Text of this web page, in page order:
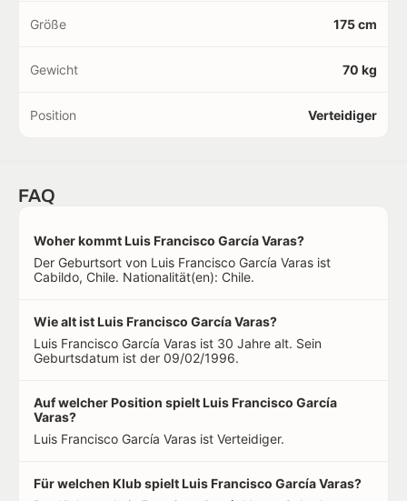
Größe 175 cm
Gewicht 70 kg
Position Verteidiger
FAQ
Woher kommt Luis Francisco García Varas?
Der Geburtsort von Luis Francisco García Varas ist
Cabildo, Chile. Nationalität(en): Chile.
Wie alt ist Luis Francisco García Varas?
Luis Francisco García Varas ist 30 Jahre alt. Sein
Geburtsdatum ist der 09/02/1996.
Auf welcher Position spielt Luis Francisco García
Varas?
Luis Francisco García Varas ist Verteidiger.
Für welchen Klub spielt Luis Francisco García Varas?